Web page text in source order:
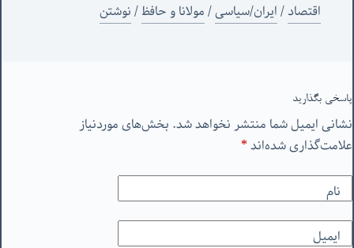
اقتصاد/ایران/سیاسی/مولانا و حافظ/نوشتن
پاسخی بگذارید
نشانی ایمیل شما منتشر نخواهد شد. بخش‌های موردنیاز
علامت‌گذاری شده‌اند*
نام
ایمیل